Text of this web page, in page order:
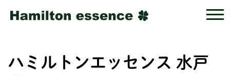
ハミルトンエッセンス 水戸